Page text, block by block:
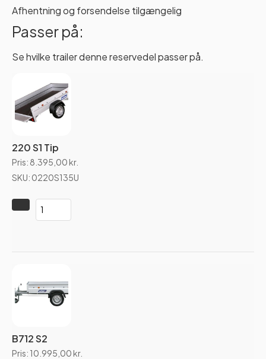
Afhentning og forsendelse tilgængelig
Passer på:
Se hvilke trailer denne reservedel passer på.
220 S1 Tip
Pris: 8.395,00 kr.
SKU: 0220S135U
B712 S2
Pris: 10.995,00 kr.